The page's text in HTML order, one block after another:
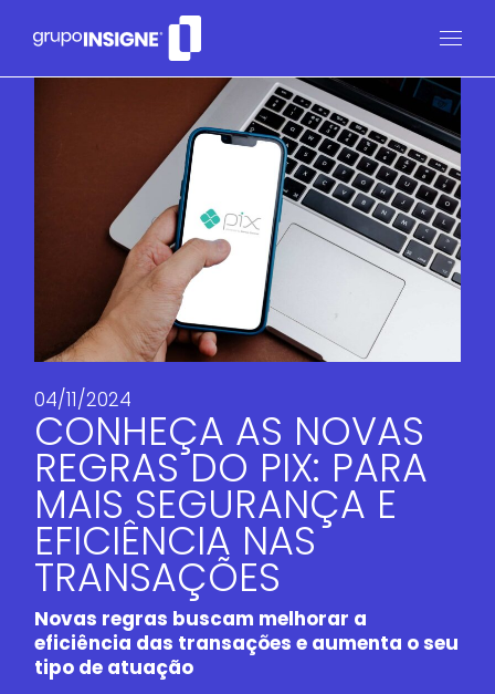
04/11/2024
CONHEÇA AS NOVAS
REGRAS DO PIX: PARA
MAIS SEGURANÇA E
EFICIÊNCIA NAS
TRANSAÇÕES
Novas regras buscam melhorar a
eficiência das transações e aumenta o seu
tipo de atuação